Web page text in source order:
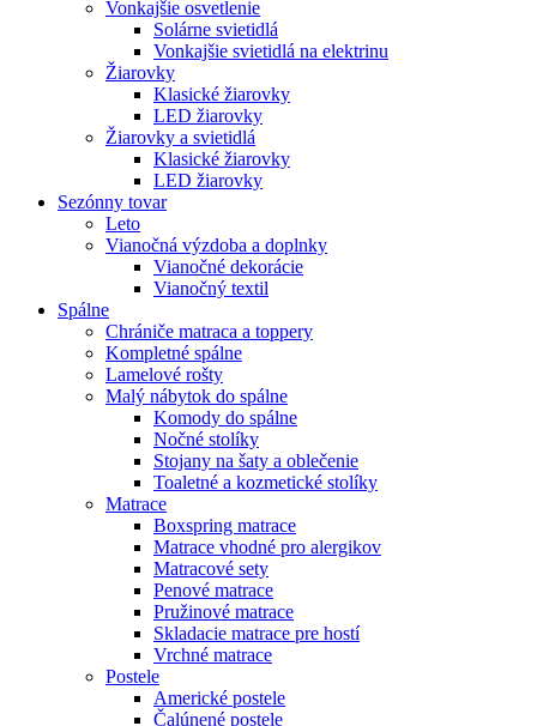
Vonkajšie osvetlenie
Solárne svietidlá
Vonkajšie svietidlá na elektrinu
Žiarovky
Klasické žiarovky
LED žiarovky
Žiarovky a svietidlá
Klasické žiarovky
LED žiarovky
Sezónny tovar
Leto
Vianočná výzdoba a doplnky
Vianočné dekorácie
Vianočný textil
Spálne
Chrániče matraca a toppery
Kompletné spálne
Lamelové rošty
Malý nábytok do spálne
Komody do spálne
Nočné stolíky
Stojany na šaty a oblečenie
Toaletné a kozmetické stolíky
Matrace
Boxspring matrace
Matrace vhodné pro alergikov
Matracové sety
Penové matrace
Pružinové matrace
Skladacie matrace pre hostí
Vrchné matrace
Postele
Americké postele
Čalúnené postele